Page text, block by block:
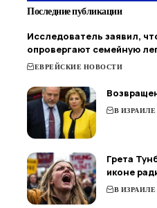
Последние публикации
Исследователь заявил,
опровергают семейную
ЕВРЕЙСКИЕ НОВОСТИ
В ИЗРАИЛЕ
Грета
иконе
В ИЗРАИЛЕ